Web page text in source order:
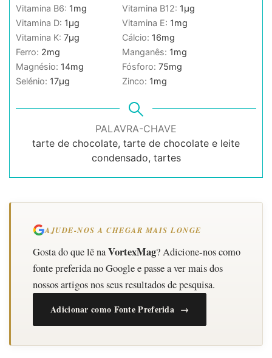
Vitamina B6: 1mg Vitamina B12: 1µg
Vitamina D: 1µg Vitamina E: 1mg
Vitamina K: 7µg Cálcio: 16mg
Ferro: 2mg Manganês: 1mg
Magnésio: 14mg Fósforo: 75mg
Selénio: 17µg Zinco: 1mg
PALAVRA-CHAVE
tarte de chocolate, tarte de chocolate e leite
condensado, tartes
AJUDE-NOS A CHEGAR MAIS LONGE
Gosta do que lê naVortexMag? Adicione-nos como
fonte preferida no Google e passe a ver mais dos
nossos artigos nos seus resultados de pesquisa.
Adicionar como Fonte Preferida →